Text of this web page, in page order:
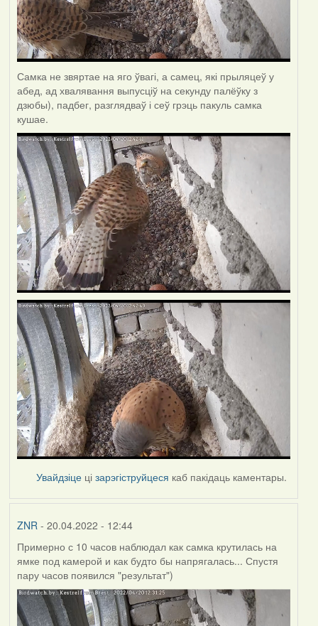
Самка не звяртае на яго ўвагі, а самец, які прыляцеў у
абед, ад хвалявання выпусціў на секунду палёўку з
дзюбы), падбег, разглядваў і сеў грэць пакуль самка
кушае.
Увайдзіце цізарэгіструйцеся каб пакідаць каментары.
ZNR- 20.04.2022 - 12:44
Примерно с 10 часов наблюдал как самка крутилась на
ямке под камерой и как будто бы напрягалась... Спустя
пару часов появился "результат")